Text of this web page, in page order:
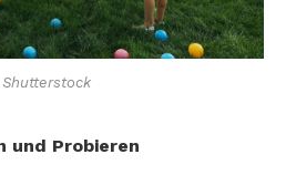
und Probieren